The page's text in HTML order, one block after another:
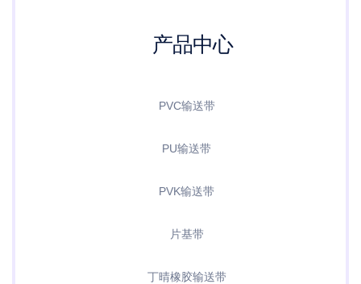
产品中心
PVC输送带
PU输送带
PVK输送带
片基带
丁晴橡胶输送带